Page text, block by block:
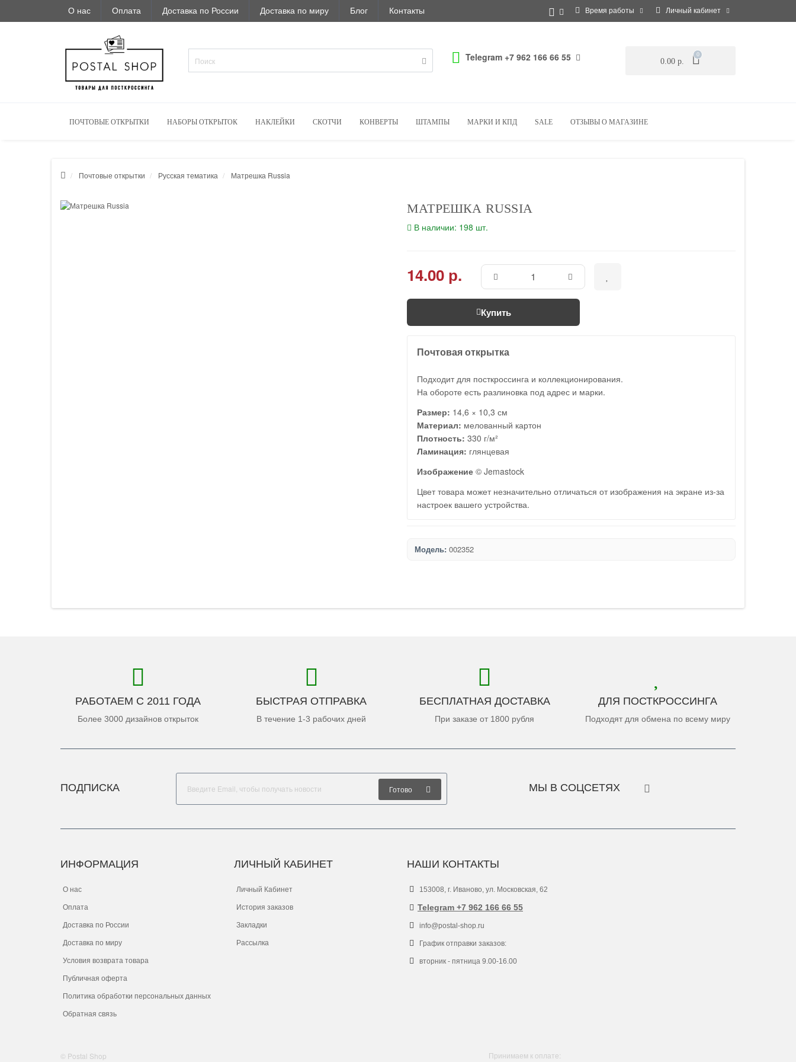
О нас Оплата Доставка по России Доставка по миру Блог Контакты Время работы Личный кабинет
Telegram +7 962 166 66 55 0.00 р.
0
ПОЧТОВЫЕ ОТКРЫТКИ НАБОРЫ ОТКРЫТОК НАКЛЕЙКИ СКОТЧИ КОНВЕРТЫ ШТАМПЫ МАРКИ И КПД SALE ОТЗЫВЫ О МАГАЗИНЕ
Почтовые открытки Русская тематика Матрешка Russia
МАТРЕШКА RUSSIA
В наличии: 198 шт.
14.00 р.
Купить
Почтовая открытка
Подходит для посткроссинга и коллекционирования.
На обороте есть разлиновка под адрес и марки.
Размер: 14,6 × 10,3 см
Материал: мелованный картон
Плотность: 330 г/м²
Ламинация: глянцевая
Изображение © Jemastock
Цвет товара может незначительно отличаться от изображения на экране из-за
настроек вашего устройства.
Модель: 002352
РАБОТАЕМ С 2011 ГОДА
Более 3000 дизайнов открыток
БЫСТРАЯ ОТПРАВКА
В течение 1-3 рабочих дней
БЕСПЛАТНАЯ ДОСТАВКА
При заказе от 1800 рубля
ДЛЯ ПОСТКРОССИНГА
Подходят для обмена по всему миру
ПОДПИСКА Готово МЫ В СОЦСЕТЯХ
ИНФОРМАЦИЯ
О нас
Оплата
Доставка по России
Доставка по миру
Условия возврата товара
Публичная оферта
Политика обработки персональных данных
Обратная связь
ЛИЧНЫЙ КАБИНЕТ
Личный Кабинет
История заказов
Закладки
Рассылка
НАШИ КОНТАКТЫ
153008, г. Иваново, ул. Московская, 62
Telegram +7 962 166 66 55
info@postal-shop.ru
График отправки заказов:
вторник - пятница 9.00-16.00
© Postal Shop Принимаем к оплате: